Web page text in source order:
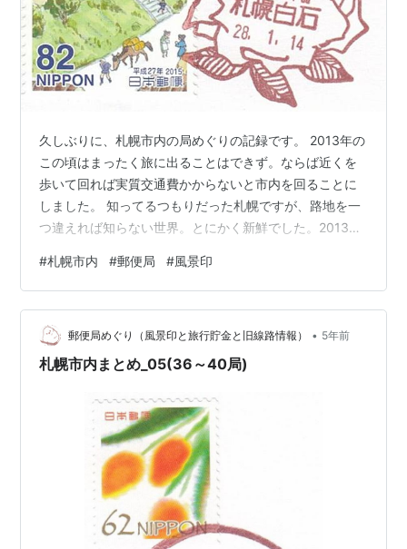
久しぶりに、札幌市内の局めぐりの記録です。 2013年の
この頃はまったく旅に出ることはできず。ならば近くを
歩いて回れば実質交通費かからないと市内を回ることに
しました。 知ってるつもりだった札幌ですが、路地を一
つ違えれば知らない世界。とにかく新鮮でした。2013年
が、回ってしまえばあっというまでした。 札幌白石：バ
ラの外枠、環状線、サイクリングロード 白石本通(※)：札
幌文化交流館白石亭、ナナカマド （※2019/9/20 風景印
廃止） 大谷地(※)：札幌文化交流館白石亭、区花薔薇
（※2019/6/28 風景印廃止） 白石南郷十八： サイクリ…
#札幌市内 #郵便局 #風景印
郵便局めぐり（風景印と旅行貯金と旧線路情報） • 5年前
札幌市内まとめ_05(36～40局)